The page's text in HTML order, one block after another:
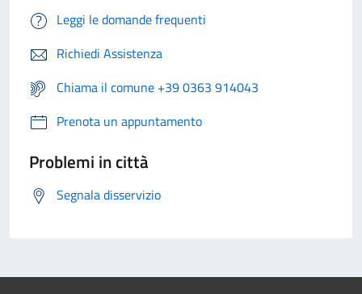
Leggi le domande frequenti
Richiedi Assistenza
Chiama il comune +39 0363 914043
Prenota un appuntamento
Problemi in città
Segnala disservizio